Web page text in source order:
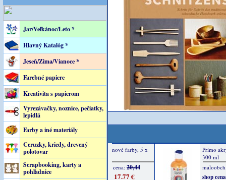
Jar/Veľkánoc/Leto *
Hlavný Katalóg *
Jeseň/Zima/Vianoce *
Farebné papiere
Kreativita s papierom
Vyrezávačky, noznice, pečiatky,
lepidlá
Farby a iné materiály
Ceruzky, kriedy, drevený
polotovar
Scrapbooking, karty a
pohľadnice